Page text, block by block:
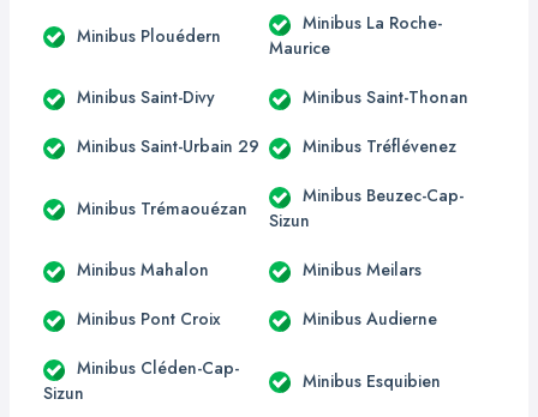
Minibus Plouédern
Minibus La Roche-
Maurice
Minibus Saint-Divy Minibus Saint-Thonan
Minibus Saint-Urbain 29 Minibus Tréflévenez
Minibus Trémaouézan
Minibus Beuzec-Cap-
Sizun
Minibus Mahalon Minibus Meilars
Minibus Pont Croix Minibus Audierne
Minibus Cléden-Cap-
Sizun
Minibus Esquibien